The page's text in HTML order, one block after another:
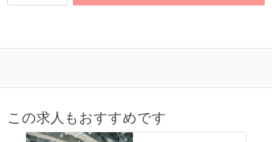
ワークフローの整備
各メンバーが実装したコードのマージは Pull Request
コードによるインフラ構成管理（Infrastructure as
Code）の環境が整備されている
この求人もおすすめです